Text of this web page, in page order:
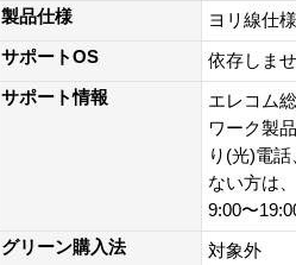
製品仕様
ヨリ線仕
サポートOS
依存しま
サポート情報
エレコム
ワーク製
り(光)電
ない方は
9:00〜
グリーン購入法
対象外